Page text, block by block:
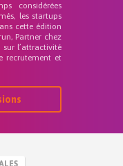
considérées
les startups
cette édition
Partner chez
sur l’attractivité
recrutement et